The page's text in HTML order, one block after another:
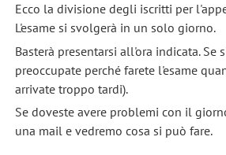
Ecco la divisione degli iscritti per
L'esame si svolgerà in un solo giorno.
Basterà presentarsi all'ora indicata. Se
preoccupate perché farete l'esame
arrivate troppo tardi).
Se doveste avere problemi con il
una mail e vedremo cosa si può fare.